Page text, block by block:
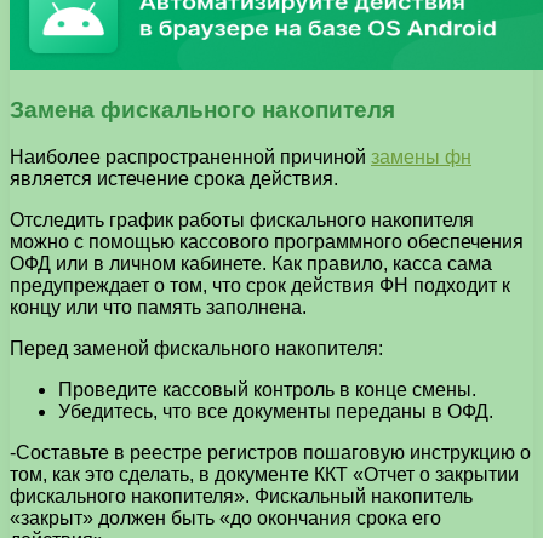
Замена фискального накопителя
Наиболее распространенной причиной замены фн
является истечение срока действия.
Отследить график работы фискального накопителя
можно с помощью кассового программного обеспечения
ОФД или в личном кабинете. Как правило, касса сама
предупреждает о том, что срок действия ФН подходит к
концу или что память заполнена.
Перед заменой фискального накопителя:
Проведите кассовый контроль в конце смены.
Убедитесь, что все документы переданы в ОФД.
-Составьте в реестре регистров пошаговую инструкцию о
том, как это сделать, в документе ККТ «Отчет о закрытии
фискального накопителя». Фискальный накопитель
«закрыт» должен быть «до окончания срока его